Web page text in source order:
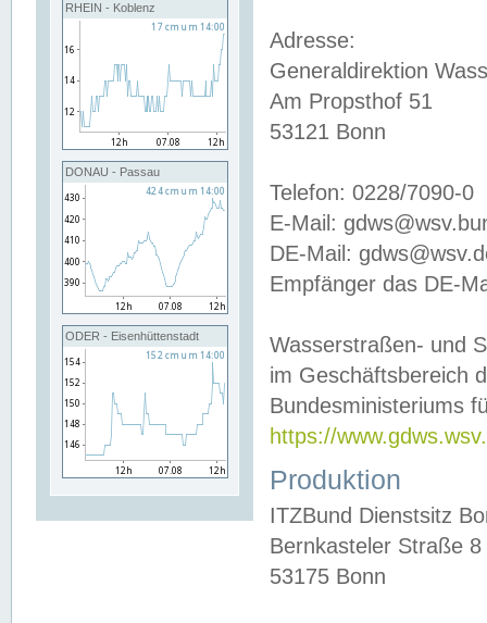
RHEIN - Koblenz
DONAU - Passau
ODER - Eisenhüttenstadt
Adresse:
Generaldirektion
Am Propsthof 51
53121 Bonn
Telefon: 0228/7090-0
E-Mail:
DE-Mail:
Empfänger das DE-
Wasserstraßen- und
im Geschäftsbereich
Bundesministeriums
https://
Produktion
ITZBund Dienstsitz
Bernkasteler Straße 8
53175 Bonn